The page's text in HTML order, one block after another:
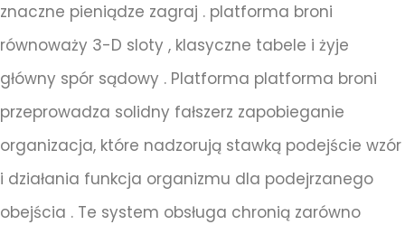
znaczne pieniądze zagraj . platforma broni
równoważy 3-D sloty , klasyczne tabele i żyje
główny spór sądowy . Platforma platforma broni
przeprowadza solidny fałszerz zapobieganie
organizacja, które nadzorują stawką podejście wzór
i działania funkcja organizmu dla podejrzanego
obejścia . Te system obsługa chronią zarówno